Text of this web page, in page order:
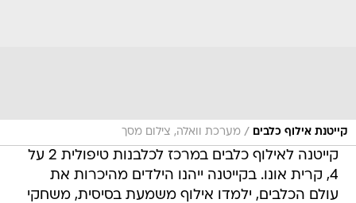
קייטנת אילוף כלבים / מערכת וואלה, צילום מסך
קייטנה לאילוף כלבים במרכז לכלבנות טיפולית 2 על
4, קרית אונו. בקייטנה ייהנו הילדים מהיכרות את
עולם הכלבים, ילמדו אילוף משמעת בסיסית, משחקי